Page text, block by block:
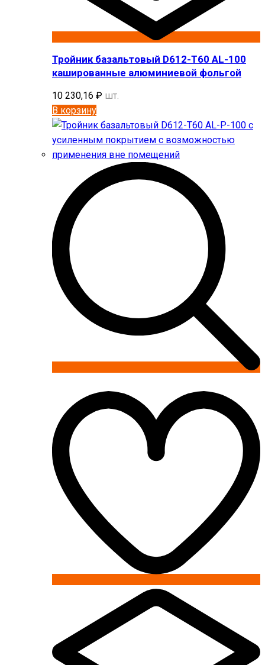
Тройник базальтовый D612-T60 AL-100
кашированные алюминиевой фольгой
10 230,16 ₽ шт.
В корзину